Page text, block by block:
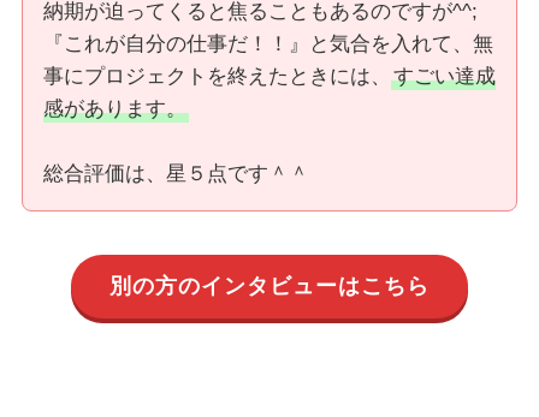
納期が迫ってくると焦ることもあるのですが^^;
『これが自分の仕事だ！！』と気合を入れて、無
事にプロジェクトを終えたときには、
すごい達成
感があります。
総合評価は、星５点です＾＾
別の方のインタビューはこちら